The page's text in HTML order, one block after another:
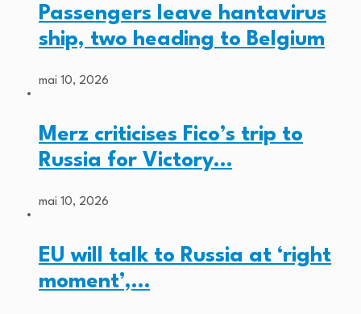
Passengers leave hantavirus
ship, two heading to Belgium
mai 10, 2026
Merz criticises Fico’s trip to
Russia for Victory…
mai 10, 2026
EU will talk to Russia at ‘right
moment’,…